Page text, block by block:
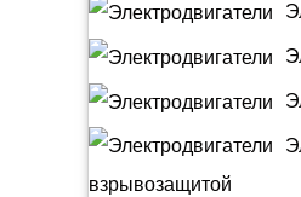
взрывозащитой